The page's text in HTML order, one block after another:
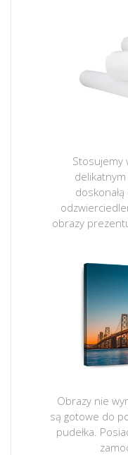
Stosujemy
obrazy
Obrazy nie
są gotowe do
pudełka.